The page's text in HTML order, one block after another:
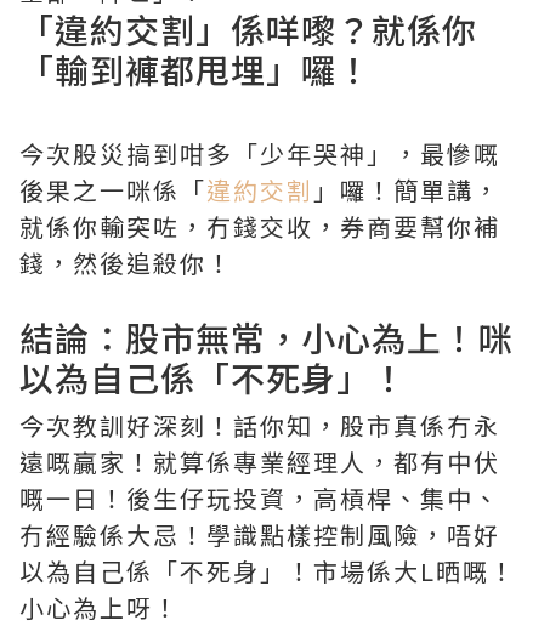
「違約交割」係咩嚟？就係你
「輸到褲都甩埋」囉！
今次股災搞到咁多「少年哭神」，最慘嘅
後果之一咪係「違約交割 」囉！簡單講，
就係你輸突咗，冇錢交收，券商要幫你補
錢，然後追殺你！
結論：股市無常，小心為上！咪
以為自己係「不死身」！
今次教訓好深刻！話你知，股市真係冇永
遠嘅贏家！就算係專業經理人，都有中伏
嘅一日！後生仔玩投資，高槓桿、集中、
冇經驗係大忌！學識點樣控制風險，唔好
以為自己係「不死身」！市場係大L晒嘅！
小心為上呀！